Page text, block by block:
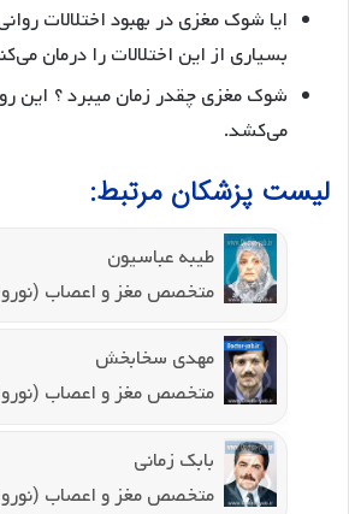
ایا شوک مغزی در بهبود اختلالات
بسیاری از این اختلالات را درمان
شوک مغزی چقدر زمان می­برد ؟ این
می‌کشد.
لیست پزشکان مرتبط:
طیبه عباسیون
متخصص مغز و اعصاب
مهدی سخابخش
متخصص مغز و اعصاب
بابک زمانی
متخصص مغز و اعصاب